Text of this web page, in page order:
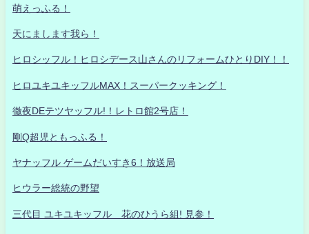
萌えっふる！
天にまします我ら！
ヒロシッフル！ヒロシデース山さんのリフォームひとりDIY！！
ヒロユキユキッフルMAX！スーパークッキング！
徹夜DEテツヤッフル!！レトロ館2号店！
剛Q超児ともっふる！
ヤナッフル ゲームだいすき6！放送局
ヒウラー総統の野望
三代目 ユキユキッフル 花のひうら組! 見参！